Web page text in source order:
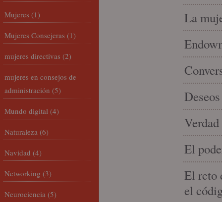
La
El
El reto
el
Mujeres (1)
Mujeres Consejeras (1)
mujeres directivas (2)
mujeres en consejos de
administración (5)
Mundo digital (4)
Naturaleza (6)
Navidad (4)
Networking (3)
Neurociencia (5)